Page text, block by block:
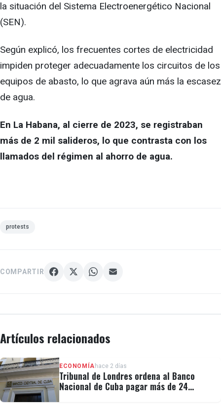
la situación del Sistema Electroenergético Nacional
(SEN).
Según explicó, los frecuentes cortes de electricidad
impiden proteger adecuadamente los circuitos de los
equipos de abasto, lo que agrava aún más la escasez
de agua.
En La Habana, al cierre de 2023, se registraban
más de 2 mil salideros, lo que contrasta con los
llamados del régimen al ahorro de agua.
protests
COMPARTIR
Artículos relacionados
ECONOMÍA hace 2 días
Tribunal de Londres ordena al Banco
Nacional de Cuba pagar más de 24